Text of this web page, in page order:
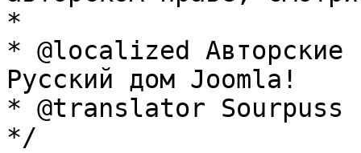
*
* @localized Авторские
Русский дом Joomla!
* @translator Sourpuss
*/